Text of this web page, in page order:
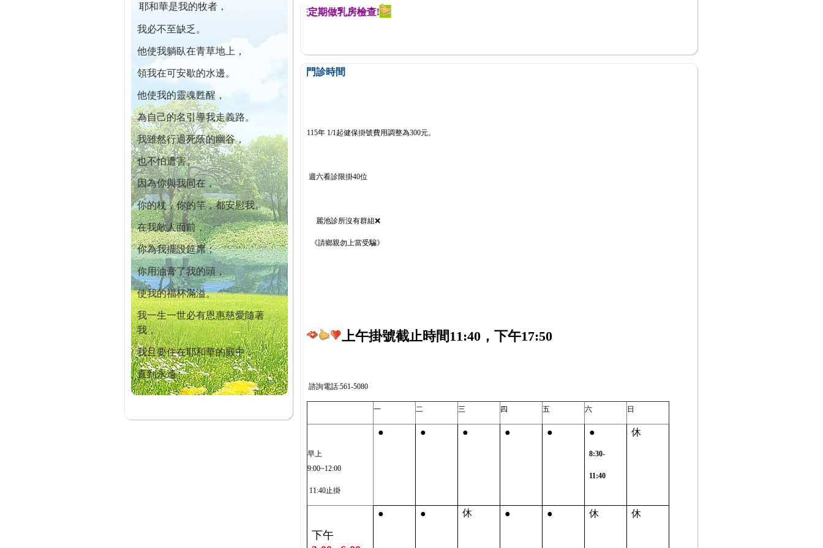
耶和華是我的牧者，
我必不至缺乏。
他使我躺臥在青草地上，
領我在可安歇的水邊。
他使我的靈魂甦醒，
為自己的名引導我走義路。
我雖然行過死蔭的幽谷，
也不怕遭害。
因為你與我同在，
你的杖，你的竿，都安慰我。
在我敵人面前，
你為我擺設筵席；
你用油膏了我的頭，
使我的福杯滿溢。
我一生一世必有恩惠慈愛隨著
我，
我且要住在耶和華的殿中，
直到永遠。
本院自開幕迄今已篩檢出1700位乳癌患者,提醒您定期做乳房檢查!
門診時間
115年 1/1起健保掛號費用調整為300元。
週六看診限掛40位
麗池診所沒有群組❌
《請鄉親勿上當受騙》
上午掛號截止時間11:40，下午17:50
諮詢電話:561-5080
一 二 三 四 五 六 日
早上
9:00~12:00
11:40止掛
● ● ● ● ● ●
8:30-
11:40
休
下午
● ● 休 ● ● 休 休